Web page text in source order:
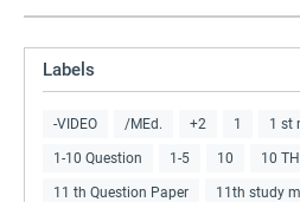
Labels
-VIDEO /MEd. +2 1 1 st
1-10 Question 1-5 10 10 TH
11 th Question Paper 11th study